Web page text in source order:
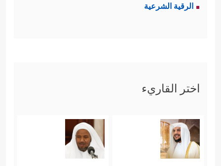
الرقية الشرعية
اختر القاريء